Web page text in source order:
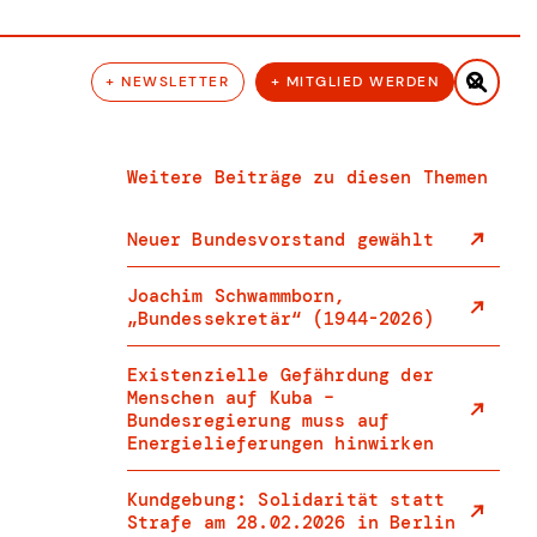
+ NEWSLETTER + MITGLIED WERDEN 
Weitere Beiträge zu diesen Themen
Neuer Bundesvorstand gewählt
Joachim Schwammborn,
„Bundessekretär“ (1944-2026)
Existenzielle Gefährdung der
Menschen auf Kuba –
Bundesregierung muss auf
Energielieferungen hinwirken
Kundgebung: Solidarität statt
Strafe am 28.02.2026 in Berlin